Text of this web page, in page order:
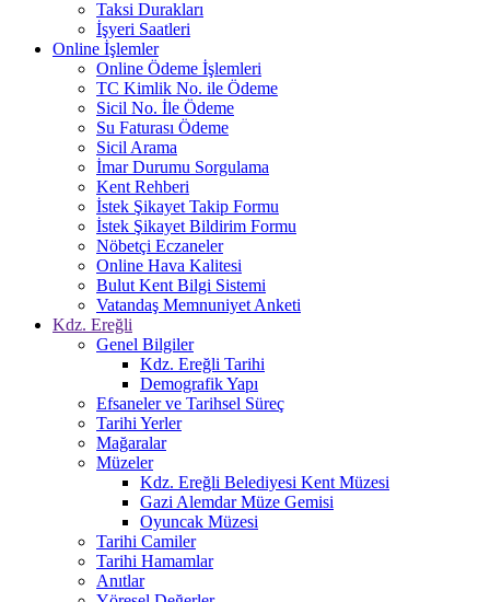
Taksi Durakları
İşyeri Saatleri
Online İşlemler
Online Ödeme İşlemleri
TC Kimlik No. ile Ödeme
Sicil No. İle Ödeme
Su Faturası Ödeme
Sicil Arama
İmar Durumu Sorgulama
Kent Rehberi
İstek Şikayet Takip Formu
İstek Şikayet Bildirim Formu
Nöbetçi Eczaneler
Online Hava Kalitesi
Bulut Kent Bilgi Sistemi
Vatandaş Memnuniyet Anketi
Kdz. Ereğli
Genel Bilgiler
Kdz. Ereğli Tarihi
Demografik Yapı
Efsaneler ve Tarihsel Süreç
Tarihi Yerler
Mağaralar
Müzeler
Kdz. Ereğli Belediyesi Kent Müzesi
Gazi Alemdar Müze Gemisi
Oyuncak Müzesi
Tarihi Camiler
Tarihi Hamamlar
Anıtlar